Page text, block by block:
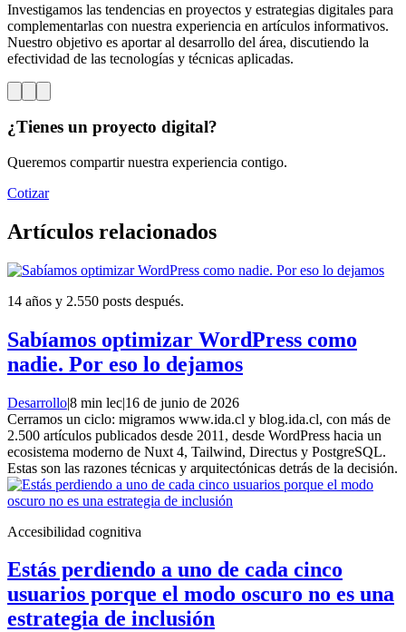
Investigamos las tendencias en proyectos y estrategias digitales para
complementarlas con nuestra experiencia en artículos informativos.
Nuestro objetivo es aportar al desarrollo del área, discutiendo la
efectividad de las tecnologías y técnicas aplicadas.
¿Tienes un proyecto digital?
Queremos compartir nuestra experiencia contigo.
Cotizar
Artículos relacionados
14 años y 2.550 posts después.
Sabíamos optimizar WordPress como
nadie. Por eso lo dejamos
Desarrollo|8 min lec|16 de junio de 2026
Cerramos un ciclo: migramos www.ida.cl y blog.ida.cl, con más de
2.500 artículos publicados desde 2011, desde WordPress hacia un
ecosistema moderno de Nuxt 4, Tailwind, Directus y PostgreSQL.
Estas son las razones técnicas y arquitectónicas detrás de la decisión.
Accesibilidad cognitiva
Estás perdiendo a uno de cada cinco
usuarios porque el modo oscuro no es una
estrategia de inclusión